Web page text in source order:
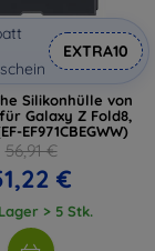
EXTRA10
Silikonhülle von
Galaxy Z Fold8,
EF971CBEGWW)
56,91 €
€
> 5 Stk.